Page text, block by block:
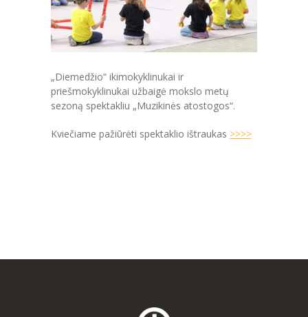
-- MAITINIMAS
-- MOKYMOSI PASIEKIMAI
-- KAINA
„Diemedžio“ ikimokyklinukai ir
priešmokyklinukai užbaigė mokslo metų
sezoną spektakliu „Muzikinės atostogos“.
Kviečiame pažiūrėti spektaklio ištraukas >>>>